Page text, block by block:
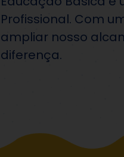
Profissional. Com
ampliar nosso
diferença.